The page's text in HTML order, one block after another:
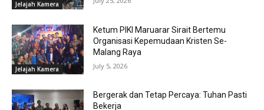
Jelajah Kamera
Jelajah Kamera
Ketum PIKI Maruarar Sirait Bertemu
Organisasi Kepemudaan Kristen Se-
Malang Raya
July 5, 2026
Bergerak dan Tetap Percaya: Tuhan Pasti
Bekerja